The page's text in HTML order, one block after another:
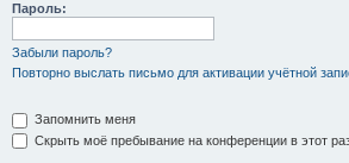
Пароль:
Забыли пароль?
Повторно выслать письмо для активации учётной
Запомнить меня
Скрыть моё пребывание на конференции в этот